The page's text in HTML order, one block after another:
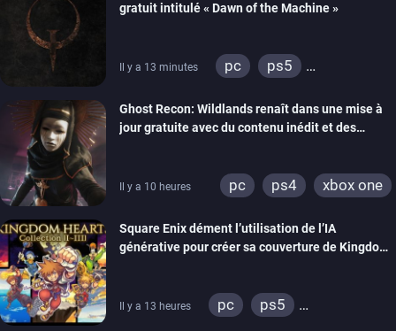
gratuit intitulé « Dawn of the Machine »
Il y a 13 minutes pc
ps5
ps4
xbox one
nintendo 64
Ghost Recon: Wildlands renaît dans une mise à
jour gratuite avec du contenu inédit et des
Il y a 10 heures pc ps4 xbox one
Square Enix dément l’utilisation de l’IA
générative pour créer sa couverture de Kingdom
Il y a 13 heures pc
ps5